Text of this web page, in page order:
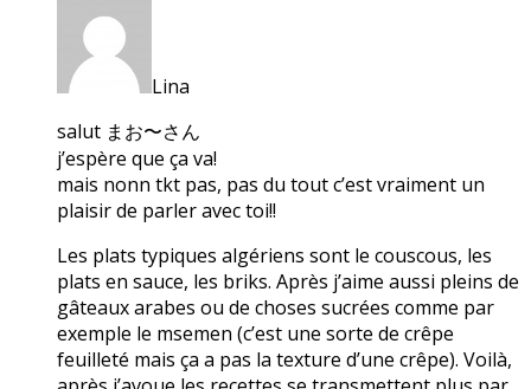
Lina
salut まお〜さん
j’espère que ça va!
mais nonn tkt pas, pas du tout c’est vraiment un
plaisir de parler avec toi!!
Les plats typiques algériens sont le couscous, les
plats en sauce, les briks. Après j’aime aussi pleins de
gâteaux arabes ou de choses sucrées comme par
exemple le msemen (c’est une sorte de crêpe
feuilleté mais ça a pas la texture d’une crêpe). Voilà,